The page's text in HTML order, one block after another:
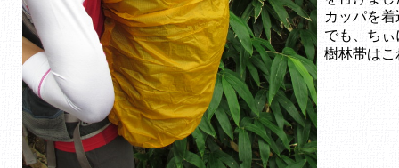
カッパを
でも、ち
樹林帯は